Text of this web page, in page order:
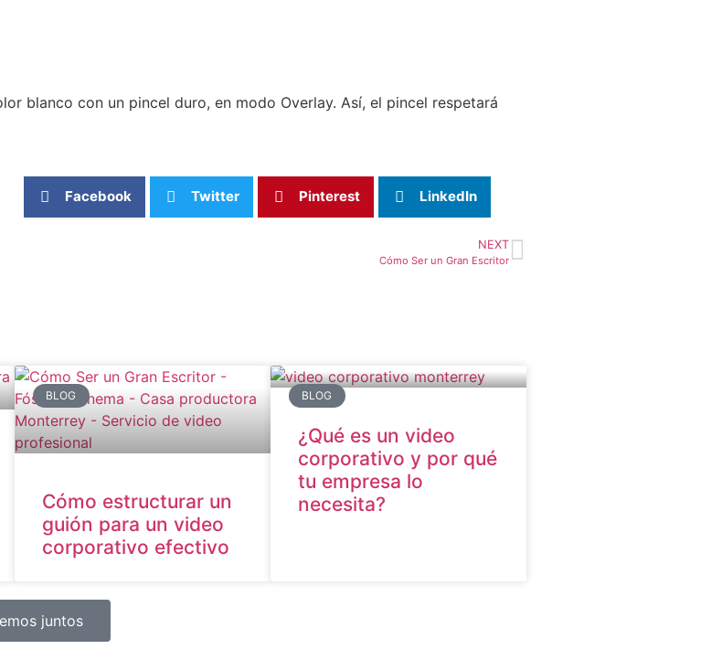
blanco con un pincel duro, en modo Overlay. Así, el pincel respetará
Facebook Twitter Pinterest LinkedIn
NEXT
Cómo Ser un Gran Escritor
BLOG
Cómo estructurar un
guión para un video
corporativo efectivo
BLOG
¿Qué es un video
corporativo y por qué
tu empresa lo
necesita?
juntos